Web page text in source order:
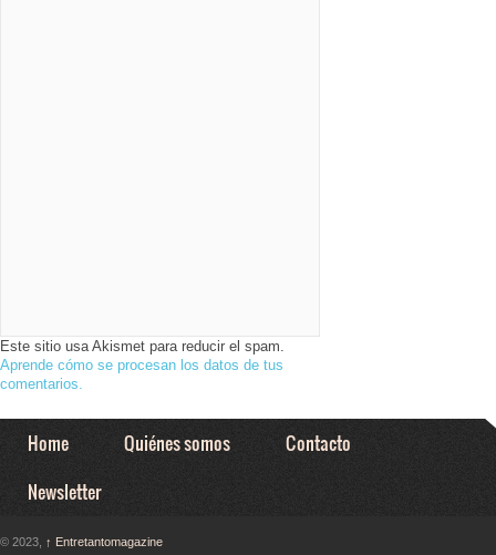
Este sitio usa Akismet para reducir el spam.
Aprende cómo se procesan los datos de tus
comentarios.
Home Quiénes somos
Contacto
Newsletter
© 2023, ↑ Entretantomagazine